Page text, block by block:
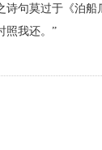
诗句莫过于《泊船
照我还。”